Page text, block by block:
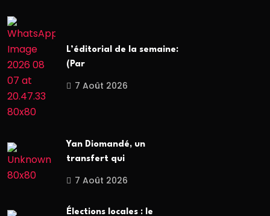
L’éditorial de la semaine:
(Par
7 Août 2026
Yan Diomandé, un
transfert qui
7 Août 2026
Élections locales : le